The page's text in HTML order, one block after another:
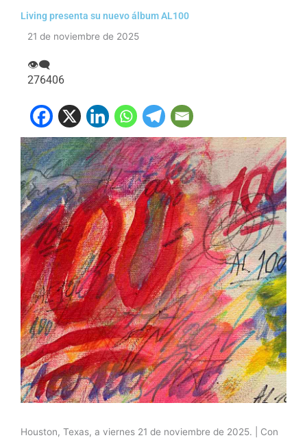
Living presenta su nuevo álbum AL100
21 de noviembre de 2025
👁‍🗨
276406
Houston, Texas, a viernes 21 de noviembre de 2025. | Con